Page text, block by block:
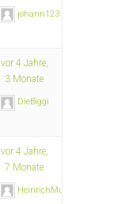
johann123
vor 4 Jahre,
3 Monate
DieBiggi
vor 4 Jahre,
7 Monate
HeinrichMueller